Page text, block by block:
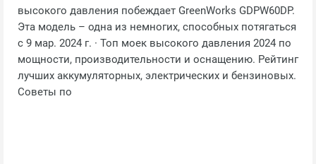
высокого давления побеждает GreenWorks GDPW60DP.
Эта модель – одна из немногих, способных потягаться
с 9 мар. 2024 г. · Топ моек высокого давления 2024 по
мощности, производительности и оснащению. Рейтинг
лучших аккумуляторных, электрических и бензиновых.
Советы по